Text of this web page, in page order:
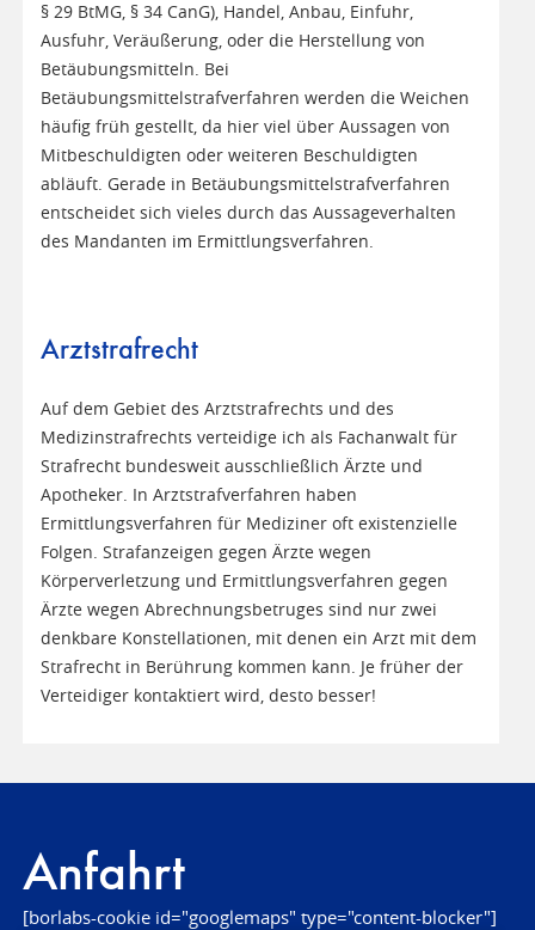
§ 29 BtMG, § 34 CanG), Handel, Anbau, Einfuhr,
Ausfuhr, Veräußerung, oder die Herstellung von
Betäubungsmitteln. Bei
Betäubungsmittelstrafverfahren werden die Weichen
häufig früh gestellt, da hier viel über Aussagen von
Mitbeschuldigten oder weiteren Beschuldigten
abläuft. Gerade in Betäubungsmittelstrafverfahren
entscheidet sich vieles durch das Aussageverhalten
des Mandanten im Ermittlungsverfahren.
Arztstrafrecht
Auf dem Gebiet des Arztstrafrechts und des
Medizinstrafrechts verteidige ich als Fachanwalt für
Strafrecht bundesweit ausschließlich Ärzte und
Apotheker. In Arztstrafverfahren haben
Ermittlungsverfahren für Mediziner oft existenzielle
Folgen. Strafanzeigen gegen Ärzte wegen
Körperverletzung und Ermittlungsverfahren gegen
Ärzte wegen Abrechnungsbetruges sind nur zwei
denkbare Konstellationen, mit denen ein Arzt mit dem
Strafrecht in Berührung kommen kann. Je früher der
Verteidiger kontaktiert wird, desto besser!
Anfahrt
[borlabs-cookie id="googlemaps" type="content-blocker"]